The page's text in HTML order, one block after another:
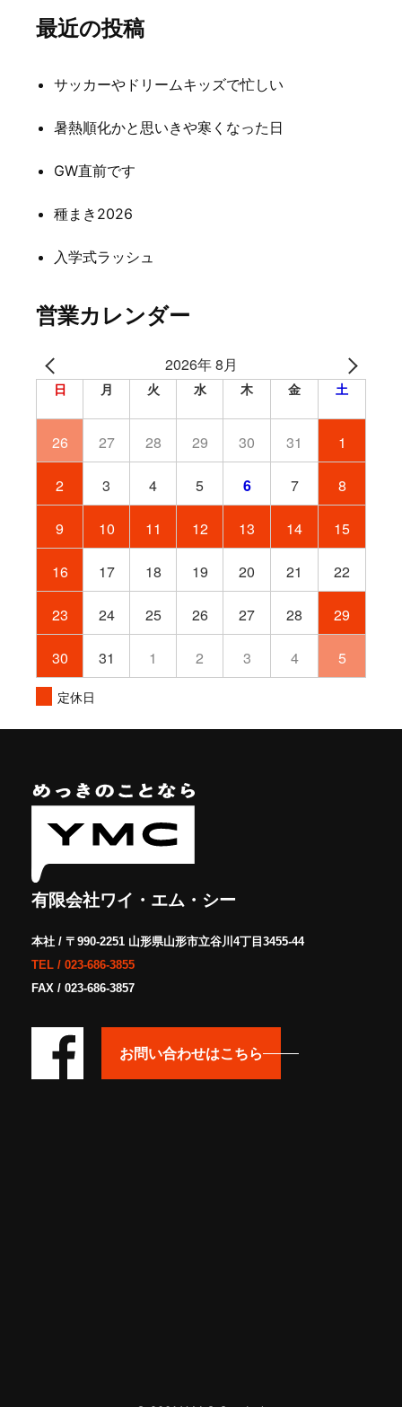
ゲ
シ
最近の投稿
サッカーやドリームキッズで忙しい
暑熱順化かと思いきや寒くなった日
GW直前です
種まき2026
入学式ラッシュ
営業カレンダー
2026年 8月
日 月 火 水 木 金 土
26 27 28 29 30 31 1
2 3 4 5 6 7 8
9 10 11 12 13 14 15
16 17 18 19 20 21 22
23 24 25 26 27 28 29
30 31 1 2 3 4 5
定休日
有限会社ワイ・エム・シー
本社 / 〒990-2251 山形県山形市立谷川4丁目3455-44
TEL / 023-686-3855
FAX / 023-686-3857
お問い合わせはこちら